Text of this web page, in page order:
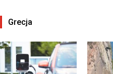
Grecja